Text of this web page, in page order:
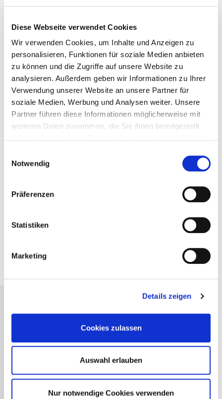
Diese Webseite verwendet Cookies
Wir verwenden Cookies, um Inhalte und Anzeigen zu
personalisieren, Funktionen für soziale Medien anbieten
zu können und die Zugriffe auf unsere Website zu
analysieren. Außerdem geben wir Informationen zu Ihrer
Verwendung unserer Website an unsere Partner für
soziale Medien, Werbung und Analysen weiter. Unsere
Partner führen diese Informationen möglicherweise mit
weiteren Daten zusammen, die Sie ihnen bereitgestellt
Cookies, wenn Sie unsere Webseite weiterhin nutzen.
Notwendig
Präferenzen
Statistiken
Marketing
Details zeigen
Cookies zulassen
Auswahl erlauben
Nur notwendige Cookies verwenden
Zusätzliche Termine zu diesem Thema sind in den
untenstehenden Online-Veranstaltungen
aufgeführt.
Referenten
Markus Seemann
Termine
DA-0000055, Freie Plätze, Bad Überkingen
199,00 € Mitglieder | 299,00 € Standard
Passende Seminare für Sie
Revenue Management Advanced
(Online)
Ertragsoptimierung durch
dynamische Steuerung der
Zimmerpreise